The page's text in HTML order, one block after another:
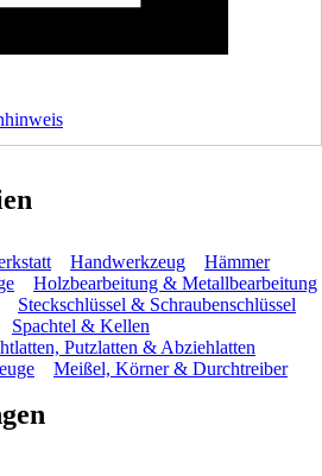
Handwerkzeug
Hämmer
Holzbearbeitung & Metallbearbeitung
Steckschlüssel & Schraubenschlüssel
Spachtel & Kellen
Putzlatten & Abziehlatten
Meißel, Körner & Durchtreiber